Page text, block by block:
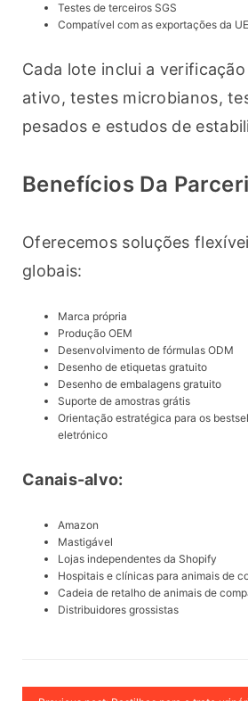
Testes de terceiros SGS
Compatível com as exportações da UE
Cada lote inclui a
ativo, testes microbianos,
pesados e estudos de
Benefícios Da
Oferecemos soluções
globais:
Marca própria
Produção OEM
Desenvolvimento de fórmulas ODM
Desenho de etiquetas gratuito
Desenho de embalagens gratuito
Suporte de amostras grátis
Orientação estratégica para os
eletrónico
Canais-alvo:
Amazon
Mastigável
Lojas independentes da Shopify
Hospitais e clínicas para animais de
Cadeia de retalho de animais de
Distribuidores grossistas